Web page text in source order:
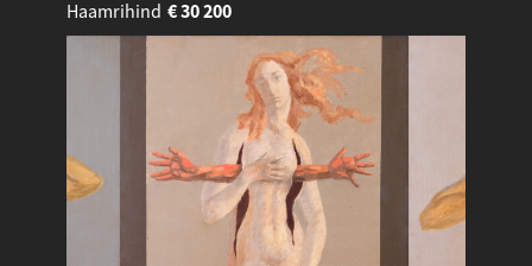
Haamrihind
30 200
€